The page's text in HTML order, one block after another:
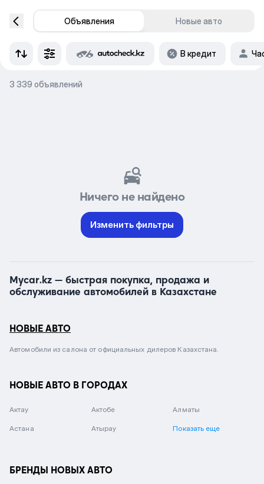
Объявления Новые авто
В кредит
3 339 объявлений
Ничего не найдено
Изменить фильтры
Mycar.kz — быстрая покупка, продажа и
обслуживание автомобилей в Казахстане
НОВЫЕ АВТО
Автомобили из салона от официальных дилеров Казахстана.
НОВЫЕ АВТО В ГОРОДАХ
Актау Актобе Алматы
Астана Атырау Показать еще
БРЕНДЫ НОВЫХ АВТО